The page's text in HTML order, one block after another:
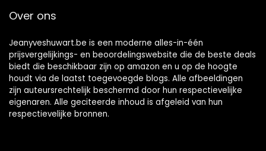
Over ons
Jeanyveshuwart.be is een moderne alles-in-één
prijsvergelijkings- en beoordelingswebsite die de beste deals
biedt die beschikbaar zijn op amazon en u op de hoogte
houdt via de laatst toegevoegde blogs. Alle afbeeldingen
zijn auteursrechtelijk beschermd door hun respectievelijke
eigenaren. Alle geciteerde inhoud is afgeleid van hun
respectievelijke bronnen.